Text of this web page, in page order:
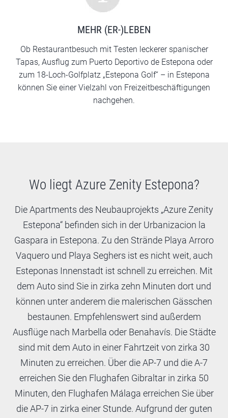
MEHR (ER-)LEBEN
Ob Restaurantbesuch mit Testen leckerer spanischer
Tapas, Ausflug zum Puerto Deportivo de Estepona oder
zum 18-Loch-Golfplatz „Estepona Golf“ – in Estepona
können Sie einer Vielzahl von Freizeitbeschäftigungen
nachgehen.
Wo liegt Azure Zenity Estepona?
Die Apartments des Neubauprojekts „Azure Zenity
Estepona“ befinden sich in der Urbanizacion la
Gaspara in Estepona. Zu den Strände Playa Arroro
Vaquero und Playa Seghers ist es nicht weit, auch
Esteponas Innenstadt ist schnell zu erreichen. Mit
dem Auto sind Sie in zirka zehn Minuten dort und
können unter anderem die malerischen Gässchen
bestaunen. Empfehlenswert sind außerdem
Ausflüge nach Marbella oder Benahavís. Die Städte
sind mit dem Auto in einer Fahrtzeit von zirka 30
Minuten zu erreichen. Über die AP-7 und die A-7
erreichen Sie den Flughafen Gibraltar in zirka 50
Minuten, den Flughafen Málaga erreichen Sie über
die AP-7 in zirka einer Stunde. Aufgrund der guten